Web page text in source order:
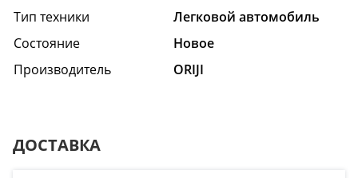
Тип техники
Легковой автомобиль
Состояние
Hовое
Производитель
ORIJI
ДОСТАВКА